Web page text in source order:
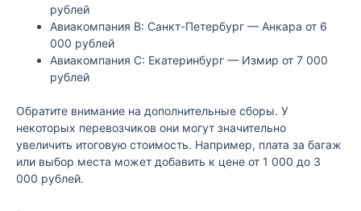
рублей
Авиакомпания B: Санкт-Петербург — Анкара от 6
000 рублей
Авиакомпания C: Екатеринбург — Измир от 7 000
рублей
Обратите внимание на дополнительные сборы. У
некоторых перевозчиков они могут значительно
увеличить итоговую стоимость. Например, плата за багаж
или выбор места может добавить к цене от 1 000 до 3
000 рублей.